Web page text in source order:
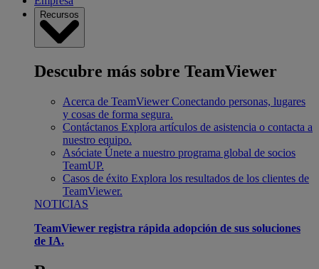
Recursos
Descubre más sobre TeamViewer
Acerca de TeamViewer Conectando personas, lugares
y cosas de forma segura.
Contáctanos Explora artículos de asistencia o contacta a
nuestro equipo.
Asóciate Únete a nuestro programa global de socios
TeamUP.
Casos de éxito Explora los resultados de los clientes de
TeamViewer.
NOTICIAS
TeamViewer registra rápida adopción de sus soluciones
de IA.